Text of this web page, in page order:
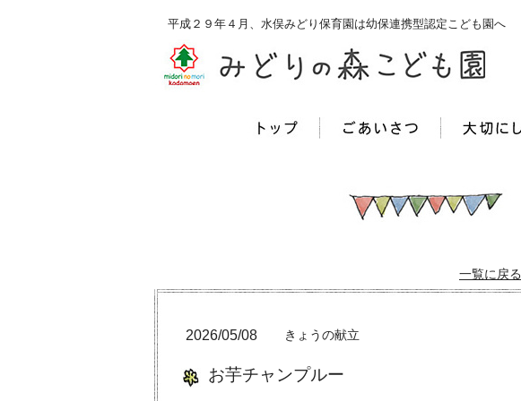
平成２９年４月、水俣みどり保育園は幼保連携型認定こども園へ
一覧に戻る
2026/05/08 きょうの献立
お芋チャンプルー